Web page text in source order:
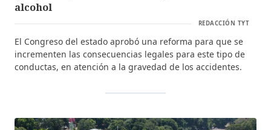
alcohol
REDACCIÓN TYT
El Congreso del estado aprobó una reforma para que se
incrementen las consecuencias legales para este tipo de
conductas, en atención a la gravedad de los accidentes.